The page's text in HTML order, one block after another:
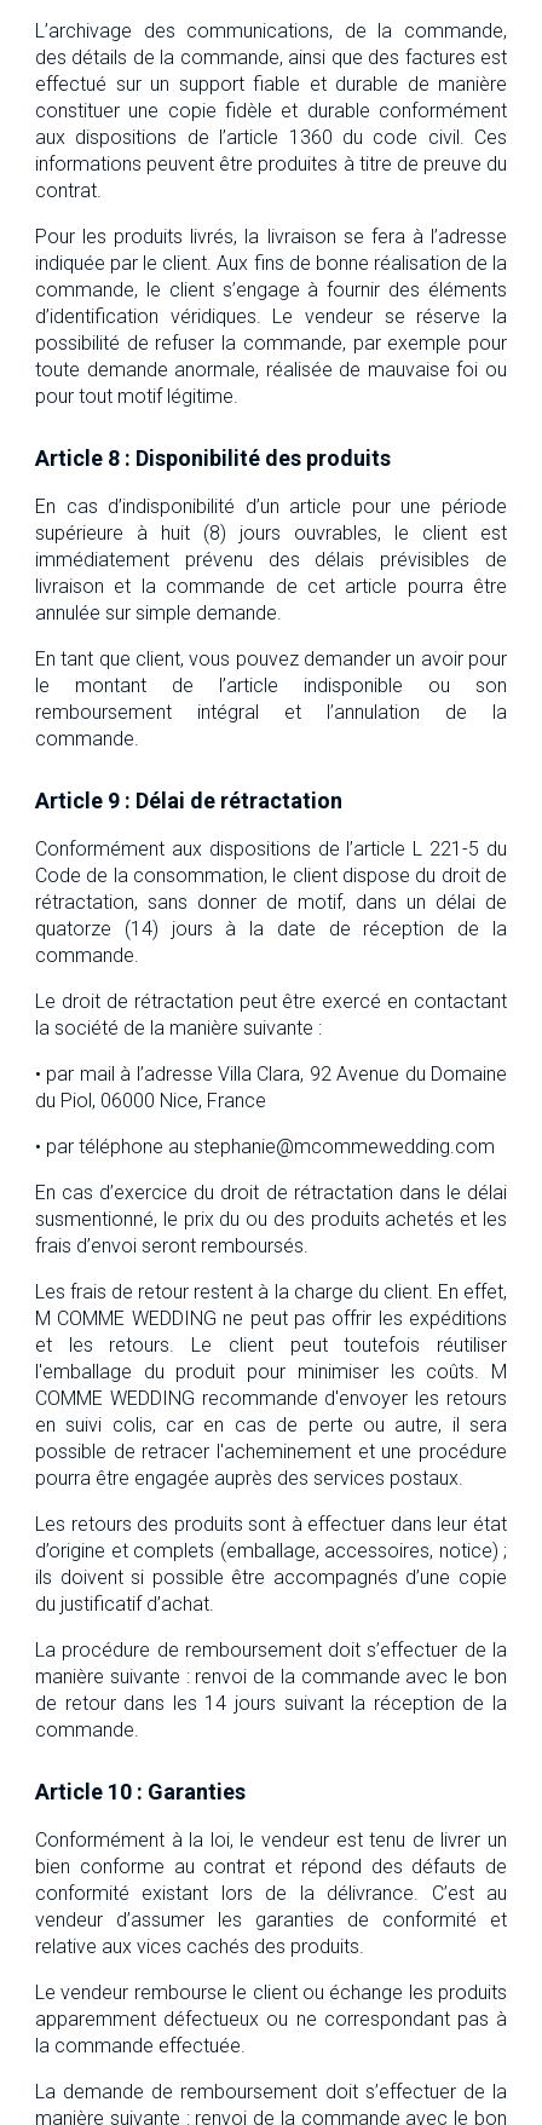
L’archivage des communications, de la commande,
des détails de la commande, ainsi que des factures est
effectué sur un support fiable et durable de manière
constituer une copie fidèle et durable conformément
aux dispositions de l’article 1360 du code civil. Ces
informations peuvent être produites à titre de preuve du
contrat.
Pour les produits livrés, la livraison se fera à l’adresse
indiquée par le client. Aux fins de bonne réalisation de la
commande, le client s’engage à fournir des éléments
d’identification véridiques. Le vendeur se réserve la
possibilité de refuser la commande, par exemple pour
toute demande anormale, réalisée de mauvaise foi ou
pour tout motif légitime.
Article 8 : Disponibilité des produits
En cas d’indisponibilité d’un article pour une période
supérieure à huit (8) jours ouvrables, le client est
immédiatement prévenu des délais prévisibles de
livraison et la commande de cet article pourra être
annulée sur simple demande.
En tant que client, vous pouvez demander un avoir pour
le montant de l’article indisponible ou son
remboursement intégral et l’annulation de la
commande.
Article 9 : Délai de rétractation
Conformément aux dispositions de l’article L 221-5 du
Code de la consommation, le client dispose du droit de
rétractation, sans donner de motif, dans un délai de
quatorze (14) jours à la date de réception de la
commande.
Le droit de rétractation peut être exercé en contactant
la société de la manière suivante :
• par mail à l’adresse Villa Clara, 92 Avenue du Domaine
du Piol, 06000 Nice, France
• par téléphone au stephanie@mcommewedding.com
En cas d’exercice du droit de rétractation dans le délai
susmentionné, le prix du ou des produits achetés et les
frais d’envoi seront remboursés.
Les frais de retour restent à la charge du client. En effet,
M COMME WEDDING ne peut pas offrir les expéditions
et les retours. Le client peut toutefois réutiliser
l'emballage du produit pour minimiser les coûts. M
COMME WEDDING recommande d'envoyer les retours
en suivi colis, car en cas de perte ou autre, il sera
possible de retracer l'acheminement et une procédure
pourra être engagée auprès des services postaux.
Les retours des produits sont à effectuer dans leur état
d’origine et complets (emballage, accessoires, notice) ;
ils doivent si possible être accompagnés d’une copie
du justificatif d’achat.
La procédure de remboursement doit s’effectuer de la
manière suivante : renvoi de la commande avec le bon
de retour dans les 14 jours suivant la réception de la
commande.
Article 10 : Garanties
Conformément à la loi, le vendeur est tenu de livrer un
bien conforme au contrat et répond des défauts de
conformité existant lors de la délivrance. C’est au
vendeur d’assumer les garanties de conformité et
relative aux vices cachés des produits.
Le vendeur rembourse le client ou échange les produits
apparemment défectueux ou ne correspondant pas à
la commande effectuée.
La demande de remboursement doit s’effectuer de la
manière suivante : renvoi de la commande avec le bon